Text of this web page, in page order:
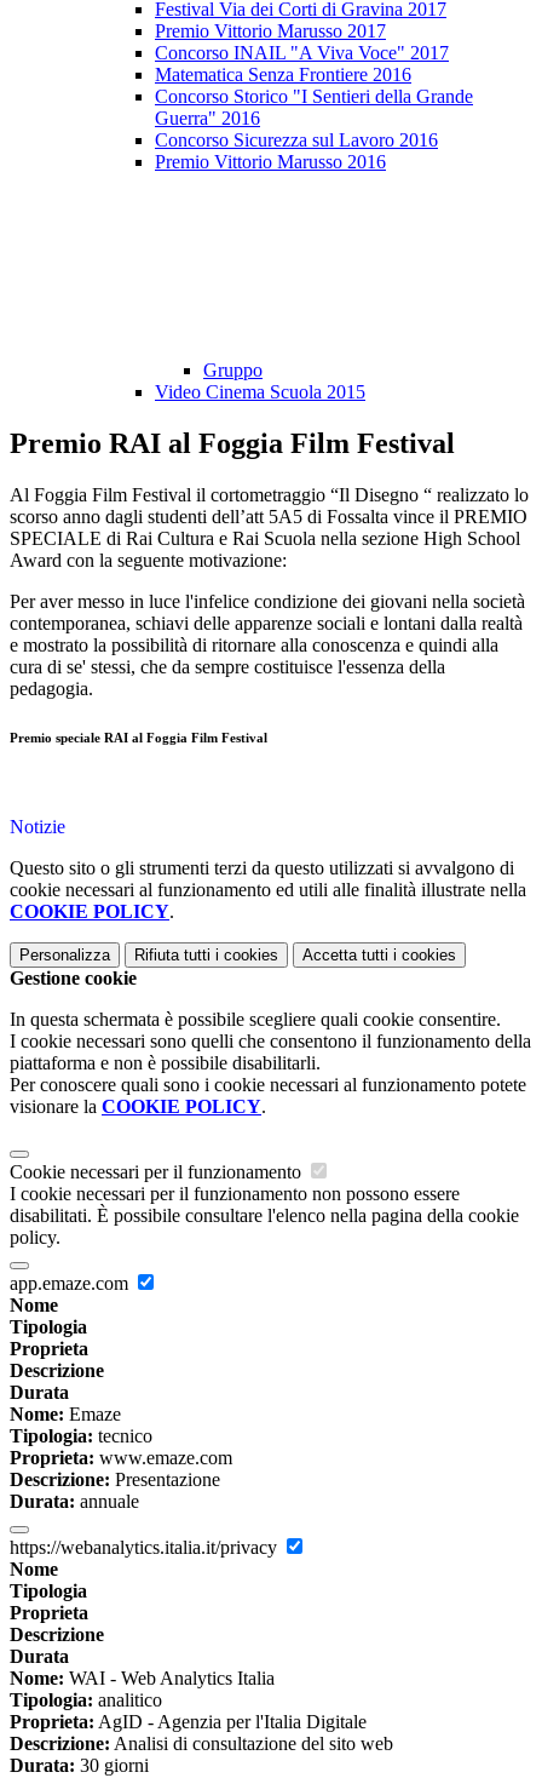
Festival Via dei Corti di Gravina 2017
Premio Vittorio Marusso 2017
Concorso INAIL "A Viva Voce" 2017
Matematica Senza Frontiere 2016
Concorso Storico "I Sentieri della Grande
Guerra" 2016
Concorso Sicurezza sul Lavoro 2016
Premio Vittorio Marusso 2016
Gruppo
Video Cinema Scuola 2015
Premio RAI al Foggia Film Festival
Al Foggia Film Festival il cortometraggio “Il Disegno “ realizzato lo
scorso anno dagli studenti dell’att 5A5 di Fossalta vince il PREMIO
SPECIALE di Rai Cultura e Rai Scuola nella sezione High School
Award con la seguente motivazione:
Per aver messo in luce l'infelice condizione dei giovani nella società
contemporanea, schiavi delle apparenze sociali e lontani dalla realtà
e mostrato la possibilità di ritornare alla conoscenza e quindi alla
cura di se' stessi, che da sempre costituisce l'essenza della
pedagogia.
Premio speciale RAI al Foggia Film Festival
Notizie
Questo sito o gli strumenti terzi da questo utilizzati si avvalgono di
cookie necessari al funzionamento ed utili alle finalità illustrate nella
COOKIE POLICY.
Personalizza Rifiuta tutti i cookies Accetta tutti i cookies
Gestione cookie
In questa schermata è possibile scegliere quali cookie consentire.
I cookie necessari sono quelli che consentono il funzionamento della
piattaforma e non è possibile disabilitarli.
Per conoscere quali sono i cookie necessari al funzionamento potete
visionare la COOKIE POLICY.
Cookie necessari per il funzionamento
I cookie necessari per il funzionamento non possono essere
disabilitati. È possibile consultare l'elenco nella pagina della cookie
policy.
app.emaze.com
Nome
Tipologia
Proprieta
Descrizione
Durata
Nome: Emaze
Tipologia: tecnico
Proprieta: www.emaze.com
Descrizione: Presentazione
Durata: annuale
https://webanalytics.italia.it/privacy
Nome
Tipologia
Proprieta
Descrizione
Durata
Nome: WAI - Web Analytics Italia
Tipologia: analitico
Proprieta: AgID - Agenzia per l'Italia Digitale
Descrizione: Analisi di consultazione del sito web
Durata: 30 giorni